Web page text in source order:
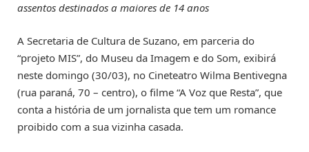
assentos destinados a maiores de 14 anos
A Secretaria de Cultura de Suzano, em parceria do
“projeto MIS”, do Museu da Imagem e do Som, exibirá
neste domingo (30/03), no Cineteatro Wilma Bentivegna
(rua paraná, 70 – centro), o filme “A Voz que Resta”, que
conta a história de um jornalista que tem um romance
proibido com a sua vizinha casada.